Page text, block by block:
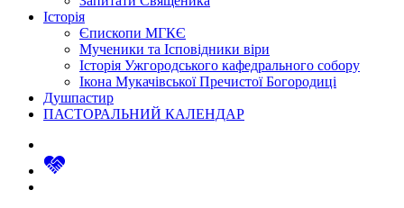
Історія
Єпископи МГКЄ
Мученики та Ісповідники віри
Історія Ужгородського кафедрального собору
Ікона Мукачівської Пречистої Богородиці
Душпастир
ПАСТОРАЛЬНИЙ КАЛЕНДАР